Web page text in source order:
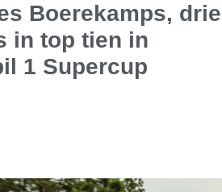
Boerekamps, drie
in top tien in
1 Supercup